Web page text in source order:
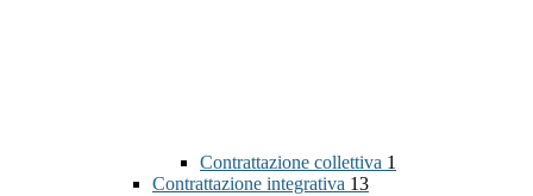
Contrattazione collettiva 1
Contrattazione integrativa 13